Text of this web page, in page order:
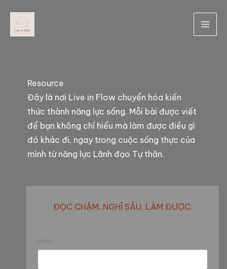
content
Resource
Đây là nơi Live in Flow chuyển hóa kiến
thức thành năng lực sống. Mỗi bài được viết
để bạn không chỉ hiểu mà làm được điều gì
đó khác đi, ngay trong cuộc sống thực của
mình từ năng lực Lãnh đạo Tự thân.
ĐỌC CHẬM. NGHĨ SÂU. LÀM ĐƯỢC.